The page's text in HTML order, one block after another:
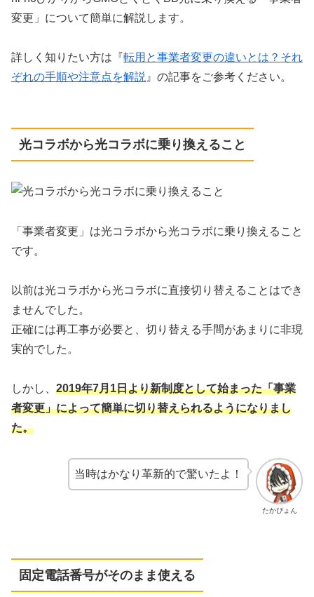
変更」について簡単に解説します。
詳しく知りたい方は『転用と事業者変更の違いとは？それ
ぞれの手順や注意点を解説 』の記事をご参考ください。
光コラボから光コラボに乗り換えること
「事業者変更」は光コラボから光コラボに乗り換えること
です。
以前は光コラボから光コラボに直接切り替えることはでき
ませんでした。
正確には再工事が必要と、切り替える手間があまりに非現
実的でした。
しかし、 2019年7月1日より新制度として始まった「事業
者変更」によって簡単に切り替えられるようになりまし
た。
たかぴょん
当時はかなり革新的で驚いたよ！
固定電話番号がそのまま使える